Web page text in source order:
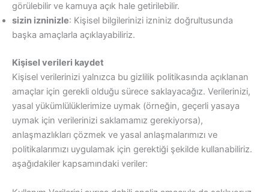
görülebilir ve kamuya açık hale getirilebilir.
sizin izninizle: Kişisel bilgilerinizi izniniz doğrultusunda
başka amaçlarla açıklayabiliriz.
Kişisel verileri kaydet
Kişisel verilerinizi yalnızca bu gizlilik politikasında açıklanan
amaçlar için gerekli olduğu sürece saklayacağız. Verilerinizi,
yasal yükümlülüklerimize uymak (örneğin, geçerli yasaya
uymak için verilerinizi saklamamız gerekiyorsa),
anlaşmazlıkları çözmek ve yasal anlaşmalarımızı ve
politikalarımızı uygulamak için gerektiği şekilde kullanabiliriz.
aşağıdakiler kapsamındaki veriler: